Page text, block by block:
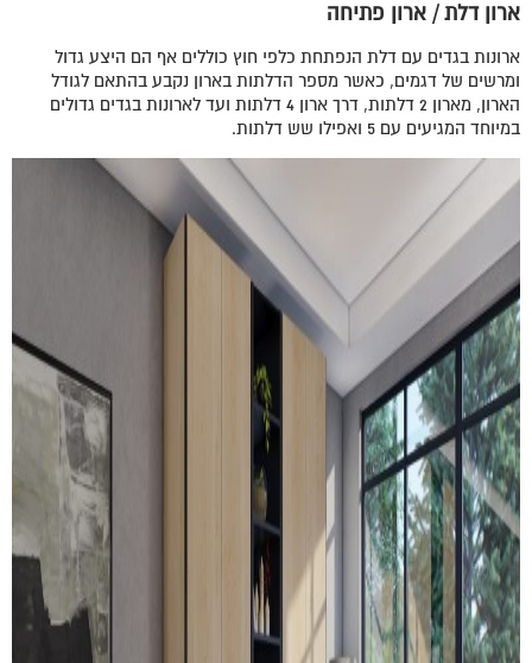
ארון דלת / ארון פתיחה
ארונות בגדים עם דלת הנפתחת כלפי חוץ כוללים אף הם היצע גדול
ומרשים של דגמים, כאשר מספר הדלתות בארון נקבע בהתאם לגודל
הארון, מארון 2 דלתות, דרך ארון 4 דלתות ועד לארונות בגדים גדולים
במיוחד המגיעים עם 5 ואפילו שש דלתות.